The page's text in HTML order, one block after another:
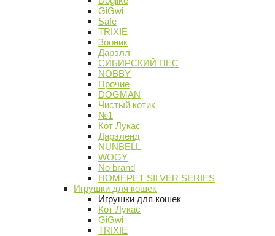
GiGwi
Safe
TRIXIE
Зооник
Дарэлл
СИБИРСКИЙ ПЕС
NOBBY
Прочие
DOGMAN
Чистый котик
№1
Кот Лукас
Дарэленд
NUNBELL
WOGY
No brand
HOMEPET SILVER SERIES
Игрушки для кошек
Игрушки для кошек
Кот Лукас
GiGwi
TRIXIE